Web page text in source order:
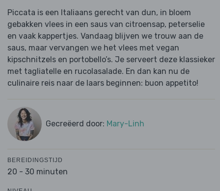
Piccata is een Italiaans gerecht van dun, in bloem
gebakken vlees in een saus van citroensap, peterselie
en vaak kappertjes. Vandaag blijven we trouw aan de
saus, maar vervangen we het vlees met vegan
kipschnitzels en portobello’s. Je serveert deze klassieker
met tagliatelle en rucolasalade. En dan kan nu de
culinaire reis naar de laars beginnen: buon appetito!
Gecreëerd door: Mary-Linh
BEREIDINGSTIJD
20 - 30 minuten